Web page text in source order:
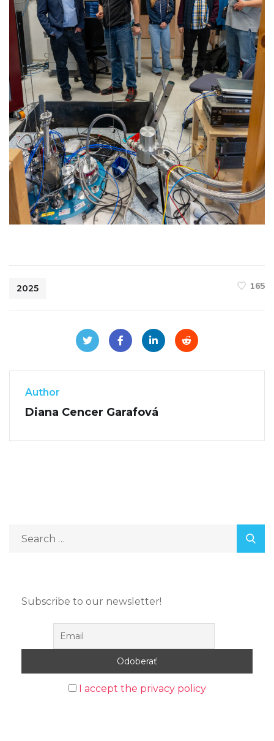
2025 165
Author
Diana Cencer Garafová
Subscribe to our newsletter!
I accept the privacy policy